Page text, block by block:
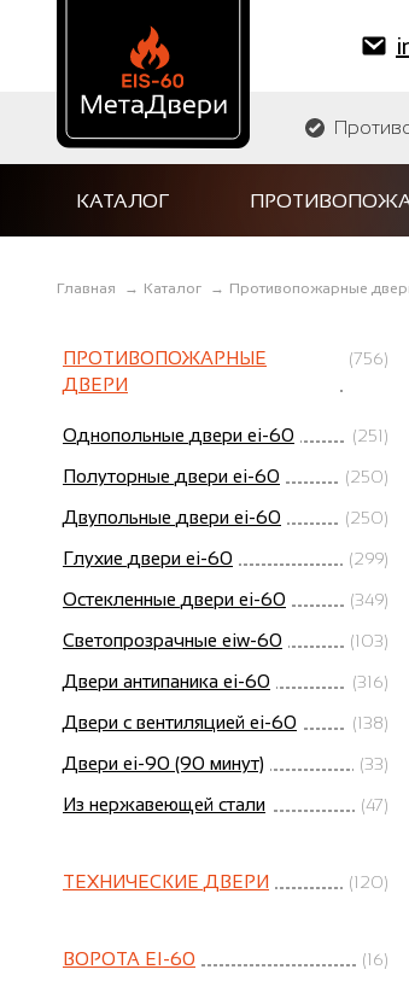
КАТАЛОГ
Главная → Каталог → Противопожарные
ПРОТИВОПОЖАРНЫЕ
ДВЕРИ
(756)
Однопольные двери ei-60 (251)
Полуторные двери ei-60 (250)
Двупольные двери ei-60 (250)
Глухие двери ei-60 (299)
Остекленные двери ei-60 (349)
Светопрозрачные eiw-60 (103)
Двери антипаника ei-60 (316)
Двери с вентиляцией ei-60 (138)
Двери ei-90 (90 минут) (33)
Из нержавеющей стали (47)
ТЕХНИЧЕСКИЕ ДВЕРИ (120)
ВОРОТА EI-60 (16)